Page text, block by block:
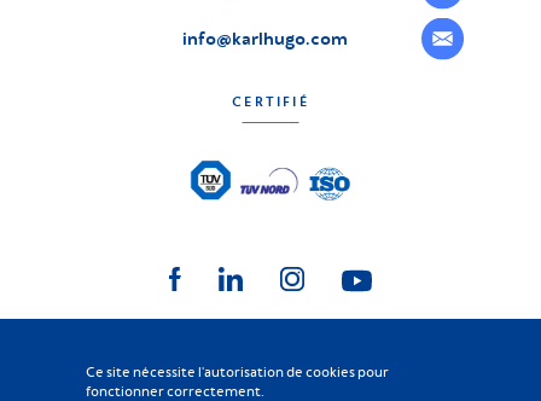
info@karlhugo.com
CERTIFIÉ
KARL HUGO©2026
Ce site nécessite l'autorisation de cookies pour
fonctionner correctement.